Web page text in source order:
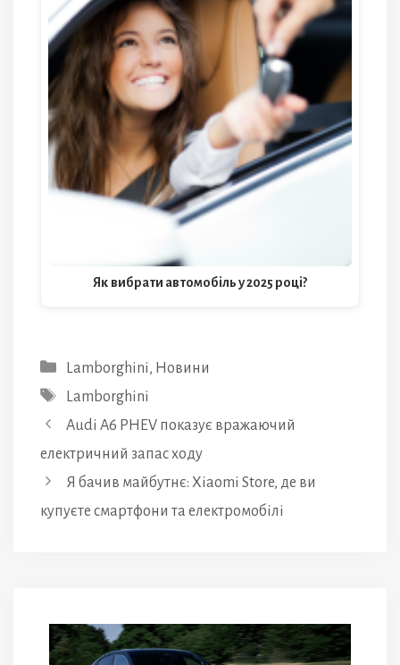
Як вибрати автомобіль у 2025 році?
Категорії
Lamborghini, Новини
Позначки
Lamborghini
Audi A6 PHEV показує вражаючий
електричний запас ходу
Я бачив майбутнє: Xiaomi Store, де ви
купуєте смартфони та електромобілі